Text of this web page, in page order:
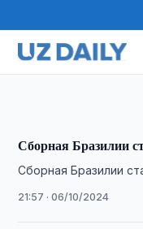
FIFA высоко
Арены в Ташкенте
Сборная Бразилии
Сборная Бразилии
21:57 · 06/10/2024